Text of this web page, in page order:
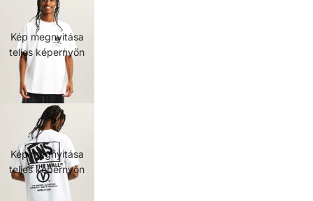
Kép megnyitása
teljes képernyőn
Kép megnyitása
teljes képernyőn